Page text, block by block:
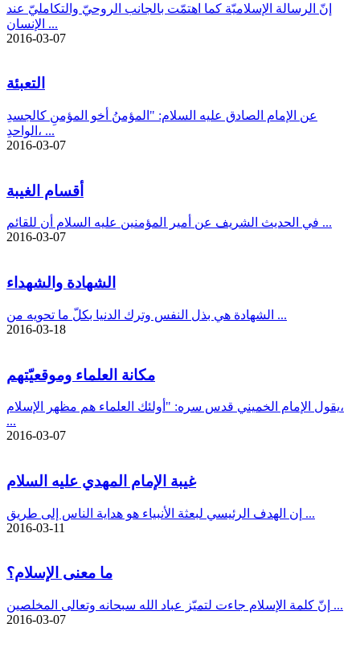
إنّ الرسالة الإسلاميّة كما اهتمّت بالجانب الروحيّ والتكامليّ عند
الإنسان ...
2016-03-07
التعبئة
عن الإمام الصادق عليه السلام: "المؤمنُ أخو المؤمنِ كالجسدِ
الواحدِ، ...
2016-03-07
أقسام الغيبة
في الحديث الشريف عن أمير المؤمنين عليه السلام أن للقائم ...
2016-03-07
الشهادة والشهداء
الشهادة هي بذل النفس وترك الدنيا بكلّ ما تحويه من ...
2016-03-18
مكانة العلماء وموقعيّتهم
يقول الإمام الخميني‏ قدس سره: "أولئك العلماء هم مظهر الإسلام،
...
2016-03-07
غيبة الإمام المهدي عليه السلام
إن الهدف الرئيسي لبعثة الأنبياء هو هداية الناس إلى طريق ...
2016-03-11
ما معنى الإسلام؟
إنّ كلمة الإسلام جاءت لتميّز عباد الله سبحانه وتعالى المخلصين ...
2016-03-07